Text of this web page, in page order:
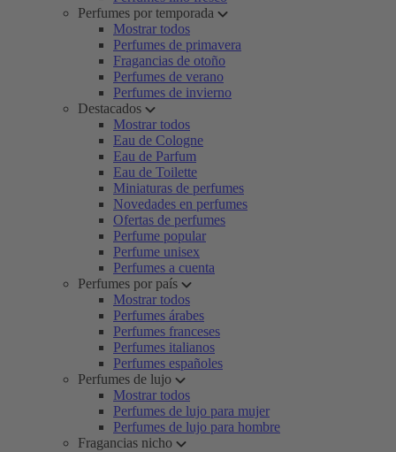
Perfumes por temporada
Mostrar todos
Perfumes de primavera
Fragancias de otoño
Perfumes de verano
Perfumes de invierno
Destacados
Mostrar todos
Eau de Cologne
Eau de Parfum
Eau de Toilette
Miniaturas de perfumes
Novedades en perfumes
Ofertas de perfumes
Perfume popular
Perfume unisex
Perfumes a cuenta
Perfumes por país
Mostrar todos
Perfumes árabes
Perfumes franceses
Perfumes italianos
Perfumes españoles
Perfumes de lujo
Mostrar todos
Perfumes de lujo para mujer
Perfumes de lujo para hombre
Fragancias nicho